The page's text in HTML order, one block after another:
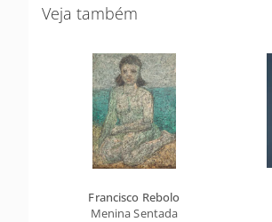
Veja também
Francisco Rebolo
Menina Sentada